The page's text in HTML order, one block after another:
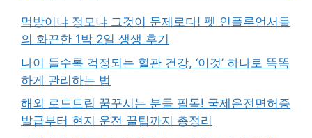
먹방이냐 정모냐 그것이 문제로다! 펫 인플루언서들
의 화끈한 1박 2일 생생 후기
나이 들수록 걱정되는 혈관 건강, ‘이것’ 하나로 똑똑
하게 관리하는 법
해외 로드트립 꿈꾸시는 분들 필독! 국제운전면허증
발급부터 현지 운전 꿀팁까지 총정리